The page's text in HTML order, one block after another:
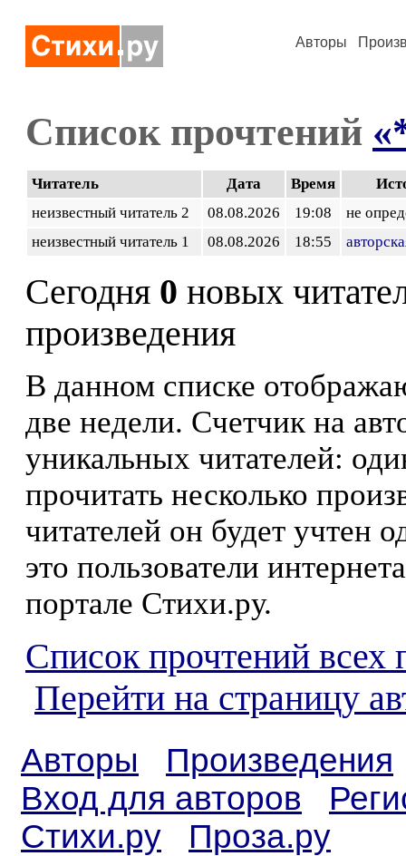
Авторы
Список прочтений
Читатель Дата Время
неизвестный читатель 2
08.08.2026 19:08
не
неизвестный читатель 1
08.08.2026 18:55
Сегодня 0 новых
произведения
В данном списке
две недели. Счетчик на
уникальных читателей:
прочитать несколько
читателей он будет учтен
это пользователи
портале Стихи.ру.
Список прочтений всех
Перейти на страницу
Авторы
Произведения
Вход для авторов
Стихи.ру
Проза.ру